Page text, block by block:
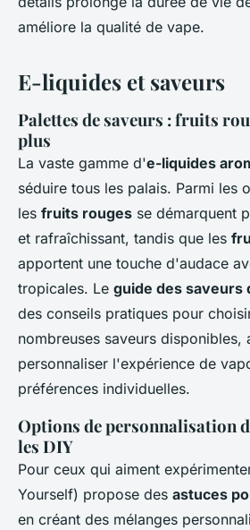
améliore la qualité de vape.
E-liquides et saveurs
Palettes de saveurs : fruits
plus
La vaste gamme d'e-liquides
séduire tous les palais. Parmi les
les fruits rouges se démarquent
et rafraîchissant, tandis que les
apportent une touche d'audace
tropicales. Le guide des saveurs
des conseils pratiques pour
nombreuses saveurs disponibles,
personnaliser l'expérience de
préférences individuelles.
Options de personnalisation
les DIY
Pour ceux qui aiment
Yourself) propose des astuces
en créant des mélanges